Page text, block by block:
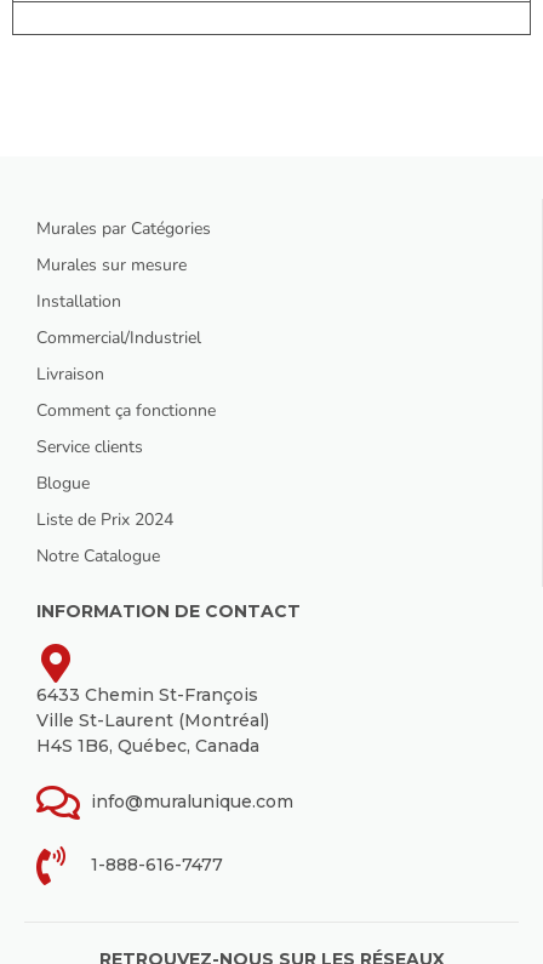
Murales par Catégories
Murales sur mesure
Installation
Commercial/Industriel
Livraison
Comment ça fonctionne
Service clients
Blogue
Liste de Prix 2024
Notre Catalogue
INFORMATION DE CONTACT
6433 Chemin St-François
Ville St-Laurent (Montréal)
H4S 1B6, Québec, Canada
info@muralunique.com
1-888-616-7477
RETROUVEZ-NOUS SUR LES RÉSEAUX